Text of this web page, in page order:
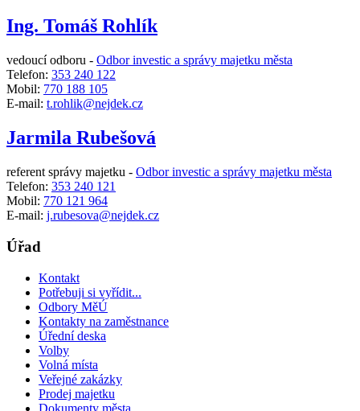
Ing. Tomáš Rohlík
vedoucí odboru - Odbor investic a správy majetku města
Telefon: 353 240 122
Mobil: 770 188 105
E-mail: t.rohlik@nejdek.cz
Jarmila Rubešová
referent správy majetku - Odbor investic a správy majetku města
Telefon: 353 240 121
Mobil: 770 121 964
E-mail: j.rubesova@nejdek.cz
Úřad
Kontakt
Potřebuji si vyřídit...
Odbory MěÚ
Kontakty na zaměstnance
Úřední deska
Volby
Volná místa
Veřejné zakázky
Prodej majetku
Dokumenty města